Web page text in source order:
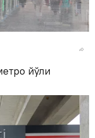
йўли